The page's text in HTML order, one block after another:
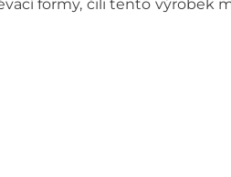
formy, čili tento výrobek